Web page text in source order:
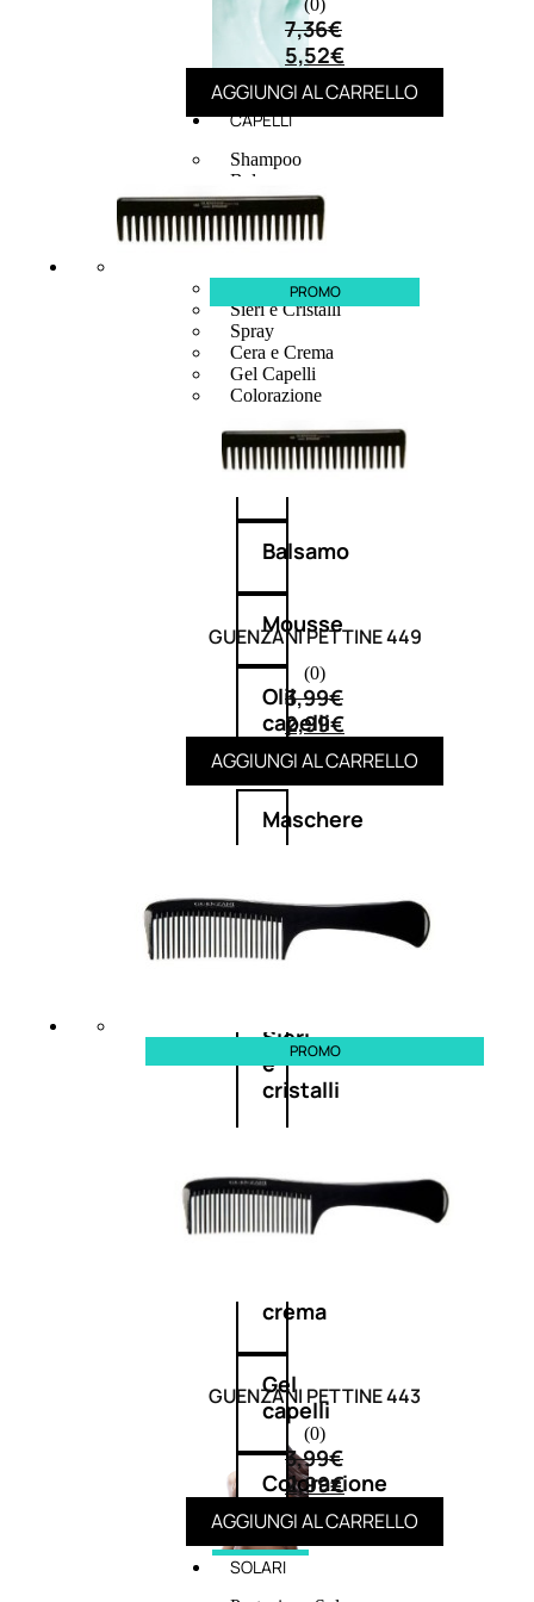
CAPELLI
Shampoo
Balsamo
Mousse
Olii Capelli
Maschere
Sieri e Cristalli
Spray
Cera e Crema
Gel Capelli
Colorazione
Shampoo
Balsamo
Mousse
Olii
capelli
Maschere
Fiale
Sieri
e
cristalli
Spray
crema
Gel
capelli
Colorazione
SOLARI
7,36€
5,52€
AGGIUNGI AL CARRELLO
PROMO
GUENZANI PETTINE 449
(0)
3,99€
2,99€
AGGIUNGI AL CARRELLO
PROMO
GUENZANI PETTINE 443
(0)
3,99€
2,99€
AGGIUNGI AL CARRELLO